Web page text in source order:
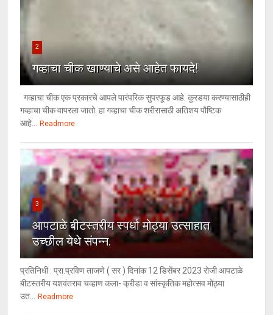
2
गव्हाचा चीक खाण्याचे असे आहेत फायदे!
गव्हाचा चीक एक प्रकारचे आपले पारंपरिक सुपरफूड आहे. कुरडया करण्यासाठीही
गव्हाचा चीक वापरला जातो. हा गव्हाचा चीक शरीरासाठी अतिशय पौष्टिक
आहे... Readmore
3
आपटाळे बीटस्तरीय स्पर्धा मोठ्या उत्साहात
उच्छील येथे संपन्न.
प्रतिनिधी : प्रा.प्रविण ताजणे ( सर ) दिनांक 12 डिसेंबर 2023 रोजी आपटाळे
बीटस्तरीय यशवंतराव चव्हाण कला- क्रीडा व सांस्कृतिक महोत्सव मोठ्या
उत... Readmore